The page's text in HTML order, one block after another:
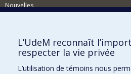
Nouvelles
Comment soutenir le Département?
BESOIN D'AIDE?
Plan du site
L’UdeM reconnaît
respecter la vie privée
L’utilisation de témoins nous